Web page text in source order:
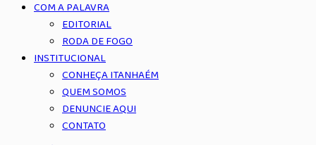
COM A PALAVRA
EDITORIAL
RODA DE FOGO
INSTITUCIONAL
CONHEÇA ITANHAÉM
QUEM SOMOS
DENUNCIE AQUI
CONTATO